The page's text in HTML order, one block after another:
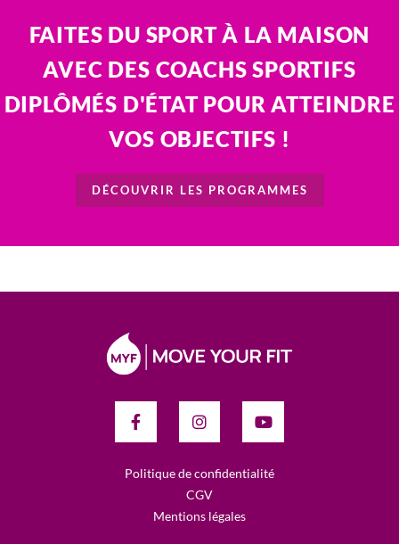
FAITES DU SPORT À LA MAISON
AVEC DES COACHS SPORTIFS
DIPLÔMÉS D'ÉTAT POUR ATTEINDRE
VOS OBJECTIFS !
DÉCOUVRIR LES PROGRAMMES
Politique de confidentialité
CGV
Mentions légales